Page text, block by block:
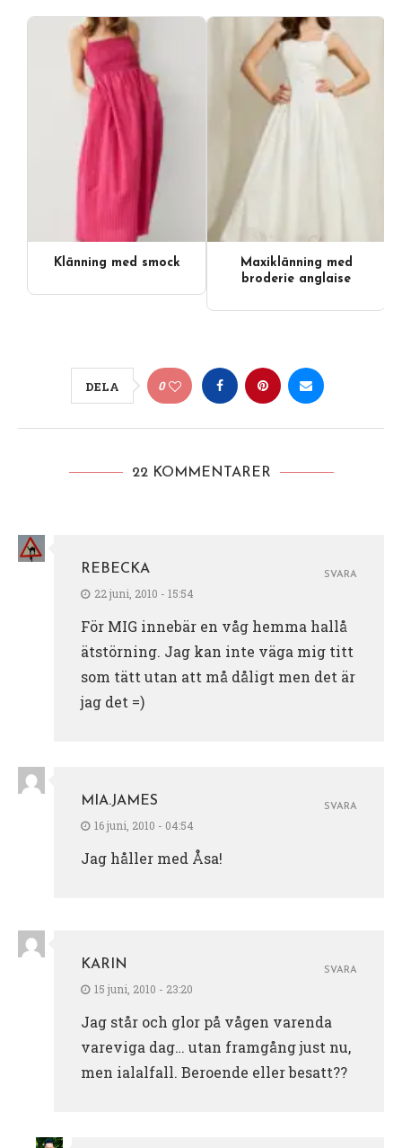
Videoinnehåll
Klänning med smock
Maxiklänning med
broderie anglaise
DELA 0
22 KOMMENTARER
REBECKA
22 juni, 2010 - 15:54
För MIG innebär en våg hemma hallå
ätstörning. Jag kan inte väga mig titt
som tätt utan att må dåligt men det är
jag det =)
SVARA
MIA.JAMES
16 juni, 2010 - 04:54
Jag håller med Åsa!
SVARA
KARIN
15 juni, 2010 - 23:20
Jag står och glor på vågen varenda
vareviga dag… utan framgång just nu,
men ialalfall. Beroende eller besatt??
SVARA